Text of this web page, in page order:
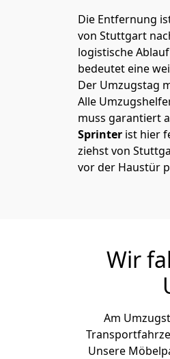
Die Entfernung
von Stuttgart
logistische
bedeutet eine
Der Umzugstag
Alle
muss garantiert
Sprinter ist hier
ziehst von
vor der Haustür
Wir
Am
Unsere